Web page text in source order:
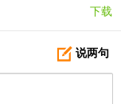
下载
说两句